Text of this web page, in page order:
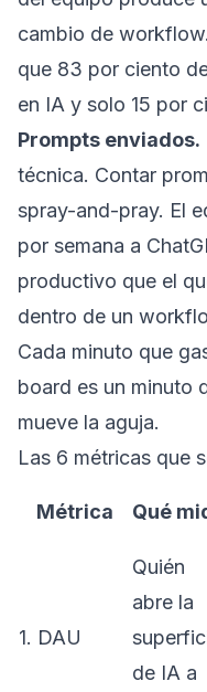
cambio de
que 83 por ciento
en IA y solo 15 por
Prompts enviados.
técnica. Contar
spray-and-pray. El
por semana a
productivo que el
dentro de un
Cada minuto que
board es un minuto
mueve la aguja.
Las 6 métricas que
Métrica Qué
1. DAU
Quién
abre la
de IA a